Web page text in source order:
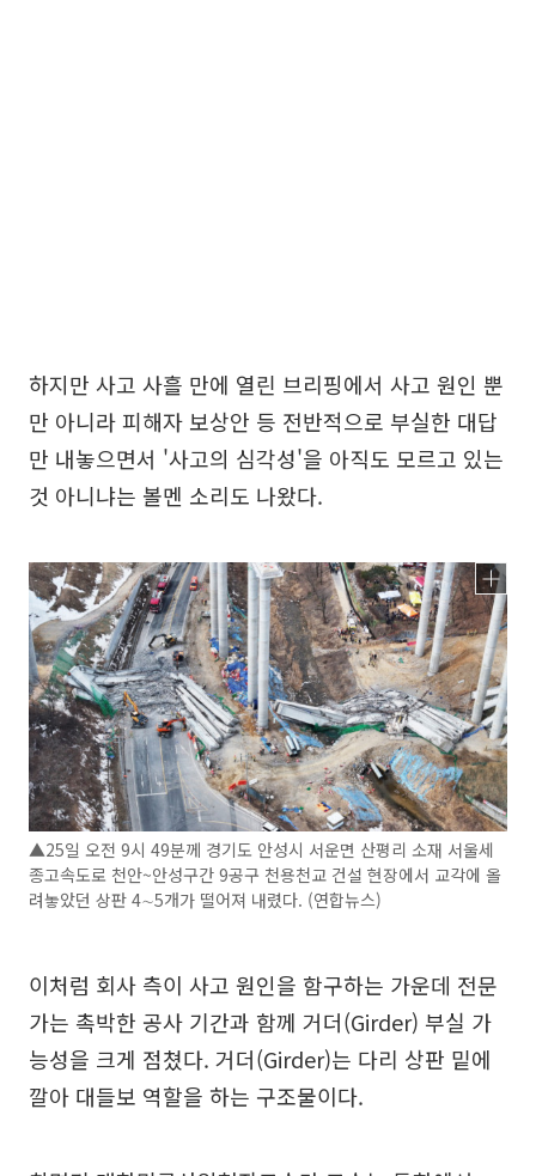
하지만 사고 사흘 만에 열린 브리핑에서 사고 원인 뿐
만 아니라 피해자 보상안 등 전반적으로 부실한 대답
만 내놓으면서 '사고의 심각성'을 아직도 모르고 있는
것 아니냐는 볼멘 소리도 나왔다.
▲25일 오전 9시 49분께 경기도 안성시 서운면 산평리 소재 서울세
종고속도로 천안~안성구간 9공구 천용천교 건설 현장에서 교각에 올
려놓았던 상판 4∼5개가 떨어져 내렸다. (연합뉴스)
이처럼 회사 측이 사고 원인을 함구하는 가운데 전문
가는 촉박한 공사 기간과 함께 거더(Girder) 부실 가
능성을 크게 점쳤다. 거더(Girder)는 다리 상판 밑에
깔아 대들보 역할을 하는 구조물이다.